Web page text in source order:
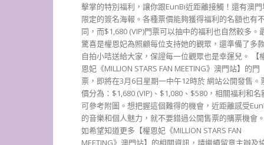
擊掌的特別福利，讓你跟EunBi近距離接觸！還有澳門
限定的簽名海報。各種票價能夠獲得福利的名額也有不
同，而$1,680 (VIP)門票可以抽中的福利也自然較多。
驚喜是權恩妃為照顧每位支持她的觀眾，還準備了多
自拍小咭送給大家，保證每一位觀眾也是幸運兒。 【
恩妃《MILLION STARS FAN MEETING》澳門站】的門
票，即將在3月6日星期一中午12時於 網站公開發售。
價分為：$1,680 (VIP)、$1,080、$580，相關福利和名
可參考附圖。想把握這個難得的機會，近距離感受
的音樂和個人魅力，就不要錯過公開售票的購票機會。
如希望知道更多【權恩妃《MILLION STARS FAN
MEETING》澳門站】的相關資訊，請繼續留意主辦及